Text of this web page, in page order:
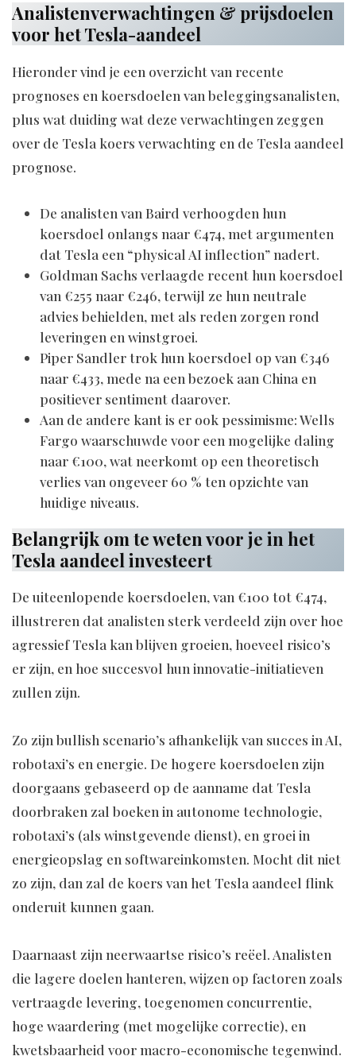
Analistenverwachtingen & prijsdoelen
voor het Tesla-aandeel
Hieronder vind je een overzicht van recente
prognoses en koersdoelen van beleggingsanalisten,
plus wat duiding wat deze verwachtingen zeggen
over de Tesla koers verwachting en de Tesla aandeel
prognose.
De analisten van Baird verhoogden hun
koersdoel onlangs naar €474, met argumenten
dat Tesla een “physical AI inflection” nadert.
Goldman Sachs verlaagde recent hun koersdoel
van €255 naar €246, terwijl ze hun neutrale
advies behielden, met als reden zorgen rond
leveringen en winstgroei.
Piper Sandler trok hun koersdoel op van €346
naar €433, mede na een bezoek aan China en
positiever sentiment daarover.
Aan de andere kant is er ook pessimisme: Wells
Fargo waarschuwde voor een mogelijke daling
naar €100, wat neerkomt op een theoretisch
verlies van ongeveer 60 % ten opzichte van
huidige niveaus.
Belangrijk om te weten voor je in het
Tesla aandeel investeert
De uiteenlopende koersdoelen, van €100 tot €474,
illustreren dat analisten sterk verdeeld zijn over hoe
agressief Tesla kan blijven groeien, hoeveel risico’s
er zijn, en hoe succesvol hun innovatie-initiatieven
zullen zijn.
Zo zijn bullish scenario’s afhankelijk van succes in AI,
robotaxi’s en energie. De hogere koersdoelen zijn
doorgaans gebaseerd op de aanname dat Tesla
doorbraken zal boeken in autonome technologie,
robotaxi’s (als winstgevende dienst), en groei in
energieopslag en softwareinkomsten. Mocht dit niet
zo zijn, dan zal de koers van het Tesla aandeel flink
onderuit kunnen gaan.
Daarnaast zijn neerwaartse risico’s reëel. Analisten
die lagere doelen hanteren, wijzen op factoren zoals
vertraagde levering, toegenomen concurrentie,
hoge waardering (met mogelijke correctie), en
kwetsbaarheid voor macro-economische tegenwind.